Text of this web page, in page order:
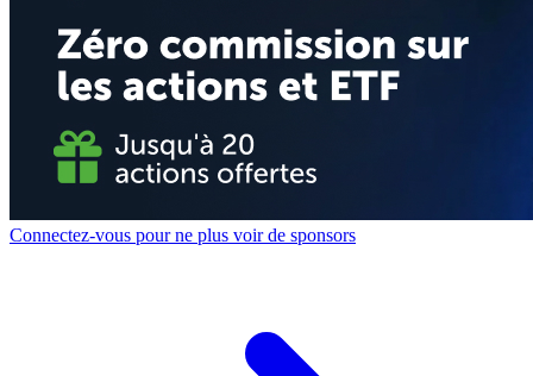
Connectez-vous pour ne plus voir de sponsors